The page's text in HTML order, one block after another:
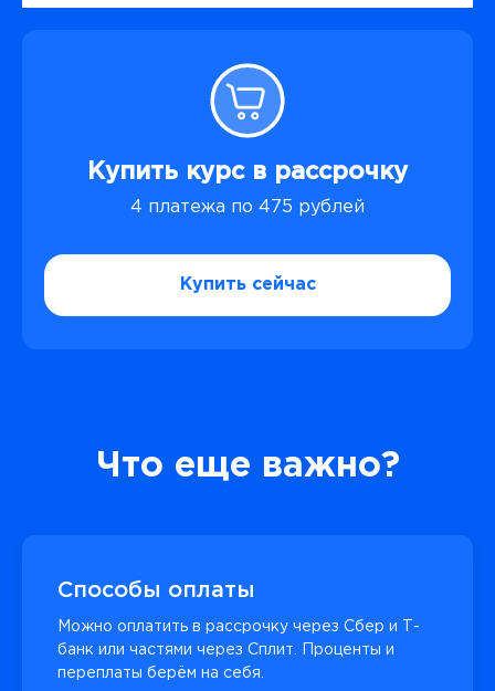
Купить курс в рассрочку
4 платежа по 475 рублей
Купить сейчас
Что еще важно?
Способы оплаты
Можно оплатить в рассрочку через Сбер и Т-
банк или частями через Сплит. Проценты и
переплаты берём на себя.